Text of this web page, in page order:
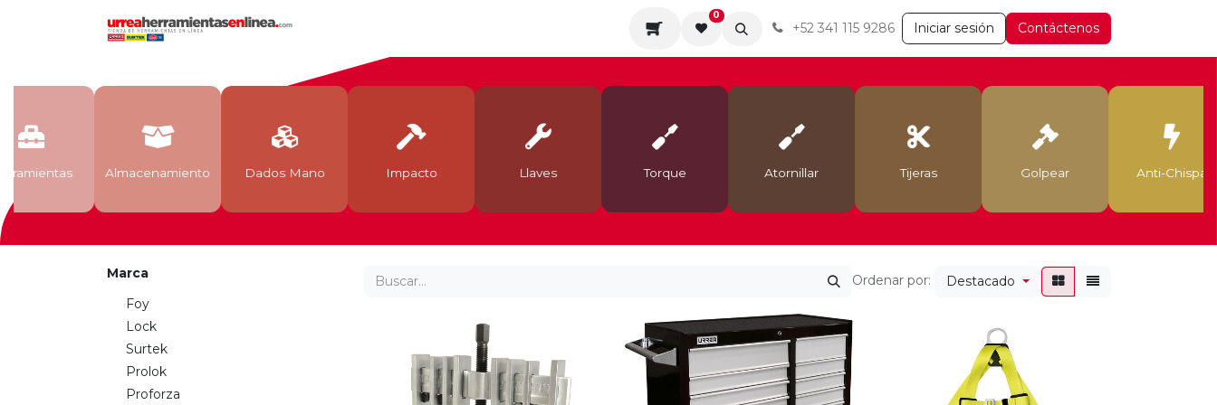
Servicios
0
+52 341 115 9286 Iniciar sesión Contáctenos
Almacenamiento Dados Mano Impacto Llaves Torque Atornillar Tijeras Golpear Anti-Chispa
Marca
Foy
Lock
Surtek
Prolok
Proforza
Ordenar por: Destacado